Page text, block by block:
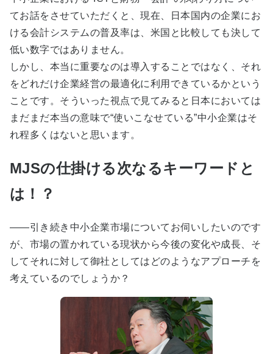
てお話をさせていただくと、現在、日本国内の企業にお
ける会計システムの普及率は、米国と比較しても決して
低い数字ではありません。
しかし、本当に重要なのは導入することではなく、それ
をどれだけ企業経営の最適化に利用できているかという
ことです。そういった視点で見てみると日本においては
まだまだ本当の意味で“使いこなせている”中小企業はそ
れ程多くはないと思います。
MJSの仕掛ける次なるキーワードと
は！？
――引き続き中小企業市場についてお伺いしたいのです
が、市場の置かれている現状から今後の変化や成長、そ
してそれに対して御社としてはどのようなアプローチを
考えているのでしょうか？